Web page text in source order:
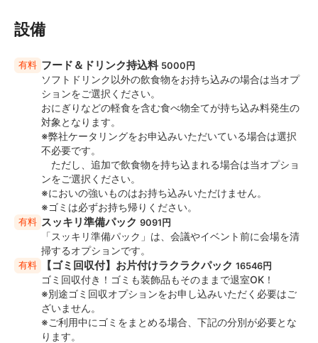
☆,::・'゜☆゜'・::,☆。,:*・'☆
☆,::・'゜☆゜'・::,☆。,:*・'☆
・ 茶丸テーブル 3台
・ 黒丸テーブル 5台
・ ソファ用テーブル 5台
・ 折畳机 4台
・ 茶椅子 14脚
・ 白椅子 27脚
・ ソファー3名掛 8台
・ ソファー2名掛 2台
・ スクリーン （150インチ）
・ プロジェクター （NEC、PE401HJD-N2）
・ ミキサー （Pioneer、DJM-700）
・ ムービングライト
・ D-subminiature(15 pin)
・ Lightning
・ HDMI
・ Thunderbolt
設備
有料 フード＆ドリンク持込料 5000円
ソフトドリンク以外の飲食物をお持ち込みの場合は当オプ
ションをご選択ください。
おにぎりなどの軽食を含む食べ物全てが持ち込み料発生の
対象となります。
※弊社ケータリングをお申込みいただいている場合は選択
不必要です。
ただし、追加で飲食物を持ち込まれる場合は当オプショ
ンをご選択ください。
※においの強いものはお持ち込みいただけません。
※ゴミは必ずお持ち帰りください。
有料 スッキリ準備パック 9091円
「スッキリ準備パック」は、会議やイベント前に会場を清
掃するオプションです。
有料 【ゴミ回収付】お片付けラクラクパック 16546円
ゴミ回収付き！ゴミも装飾品もそのままで退室OK！
※別途ゴミ回収オプションをお申し込みいただく必要はご
ざいません。
※ご利用中にゴミをまとめる場合、下記の分別が必要とな
ります。